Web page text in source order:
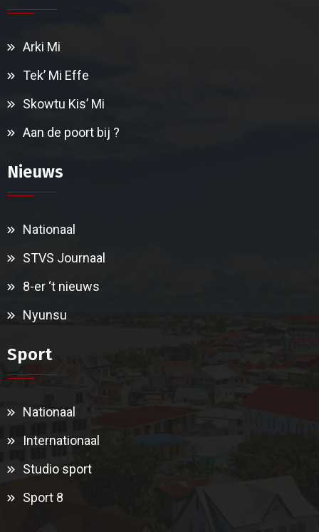
Arki Mi
Tek’ Mi Effe
Skowtu Kis’ Mi
Aan de poort bij ?
Nieuws
Nationaal
STVS Journaal
8-er ‘t nieuws
Nyunsu
Sport
Nationaal
Internationaal
Studio sport
Sport 8